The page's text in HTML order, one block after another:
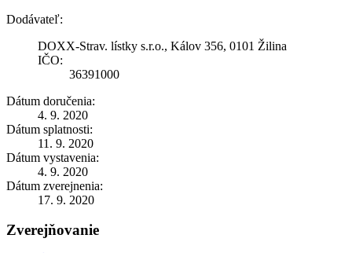
Dodávateľ:
DOXX-Strav. lístky s.r.o., Kálov 356, 0101 Žilina
IČO:
36391000
Dátum doručenia:
4. 9. 2020
Dátum splatnosti:
11. 9. 2020
Dátum vystavenia:
4. 9. 2020
Dátum zverejnenia:
17. 9. 2020
Zverejňovanie